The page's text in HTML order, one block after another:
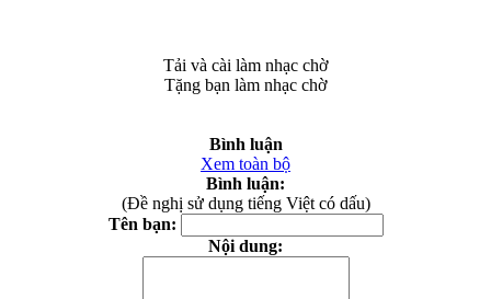
Tải và cài làm nhạc chờ
Tặng bạn làm nhạc chờ
Bình luận
Xem toàn bộ
Bình luận:
(Đề nghị sử dụng tiếng Việt có dấu)
Tên bạn:
Nội dung: